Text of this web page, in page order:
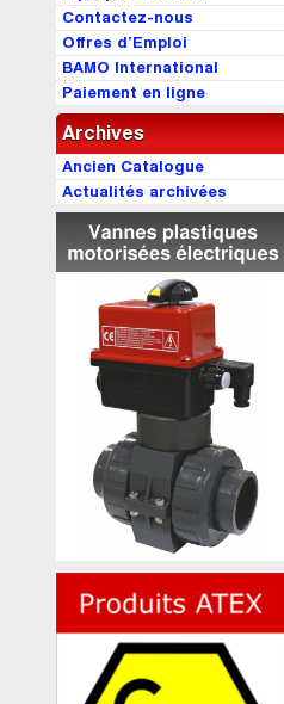
Contactez-nous
Offres d’Emploi
BAMO International
Paiement en ligne
Archives
Ancien Catalogue
Actualités archivées